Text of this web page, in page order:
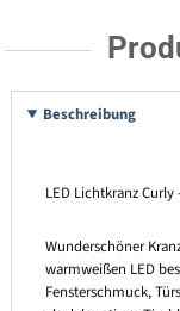
Beschreibung
LED Lichtkranz
Wunderschöner
warmweißen LED
Fensterschmuck,